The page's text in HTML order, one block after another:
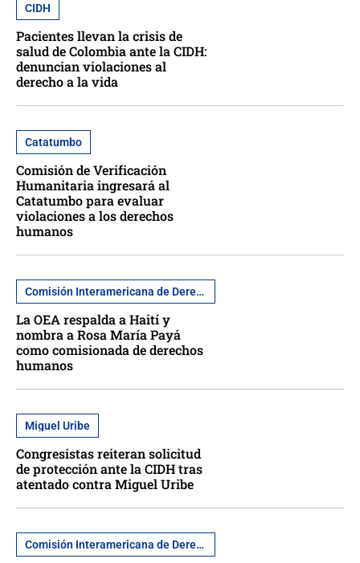
CIDH
Pacientes llevan la crisis de
salud de Colombia ante la CIDH:
denuncian violaciones al
derecho a la vida
Catatumbo
Comisión de Verificación
Humanitaria ingresará al
Catatumbo para evaluar
violaciones a los derechos
humanos
Comisión Interamericana de Derechos Humanos
La OEA respalda a Haití y
nombra a Rosa María Payá
como comisionada de derechos
humanos
Miguel Uribe
Congresistas reiteran solicitud
de protección ante la CIDH tras
atentado contra Miguel Uribe
Comisión Interamericana de Derechos Humanos